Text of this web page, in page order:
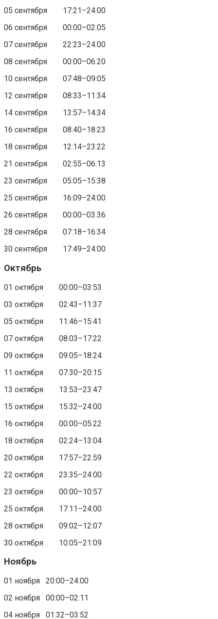
05 сентября 17:21–24:00
06 сентября 00:00–02:05
07 сентября 22:23–24:00
08 сентября 00:00–06:20
10 сентября 07:48–09:05
12 сентября 08:33–11:34
14 сентября 13:57–14:34
16 сентября 08:40–18:23
18 сентября 12:14–23:22
21 сентября 02:55–06:13
23 сентября 05:05–15:38
25 сентября 16:09–24:00
26 сентября 00:00–03:36
28 сентября 07:18–16:34
30 сентября 17:49–24:00
Октябрь
01 октября 00:00–03:53
03 октября 02:43–11:37
05 октября 11:46–15:41
07 октября 08:03–17:22
09 октября 09:05–18:24
11 октября 07:30–20:15
13 октября 13:53–23:47
15 октября 15:32–24:00
16 октября 00:00–05:22
18 октября 02:24–13:04
20 октября 17:57–22:59
22 октября 23:35–24:00
23 октября 00:00–10:57
25 октября 17:11–24:00
28 октября 09:02–12:07
30 октября 10:05–21:09
Ноябрь
01 ноября 20:00–24:00
02 ноября 00:00–02:11
04 ноября 01:32–03:52